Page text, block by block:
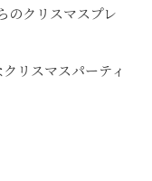
のクリスマスプレ
リスマスパーティ